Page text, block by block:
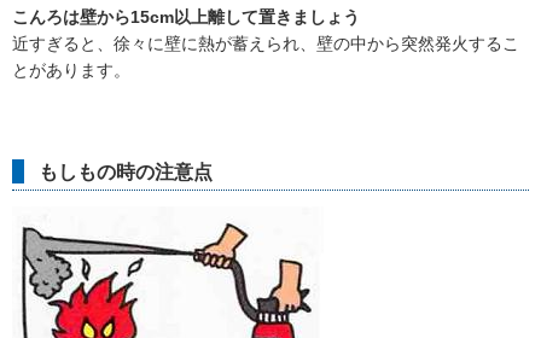
こんろは壁から15cm以上離して置きましょう
近すぎると、徐々に壁に熱が蓄えられ、壁の中から突然発火するこ
とがあります。
もしもの時の注意点